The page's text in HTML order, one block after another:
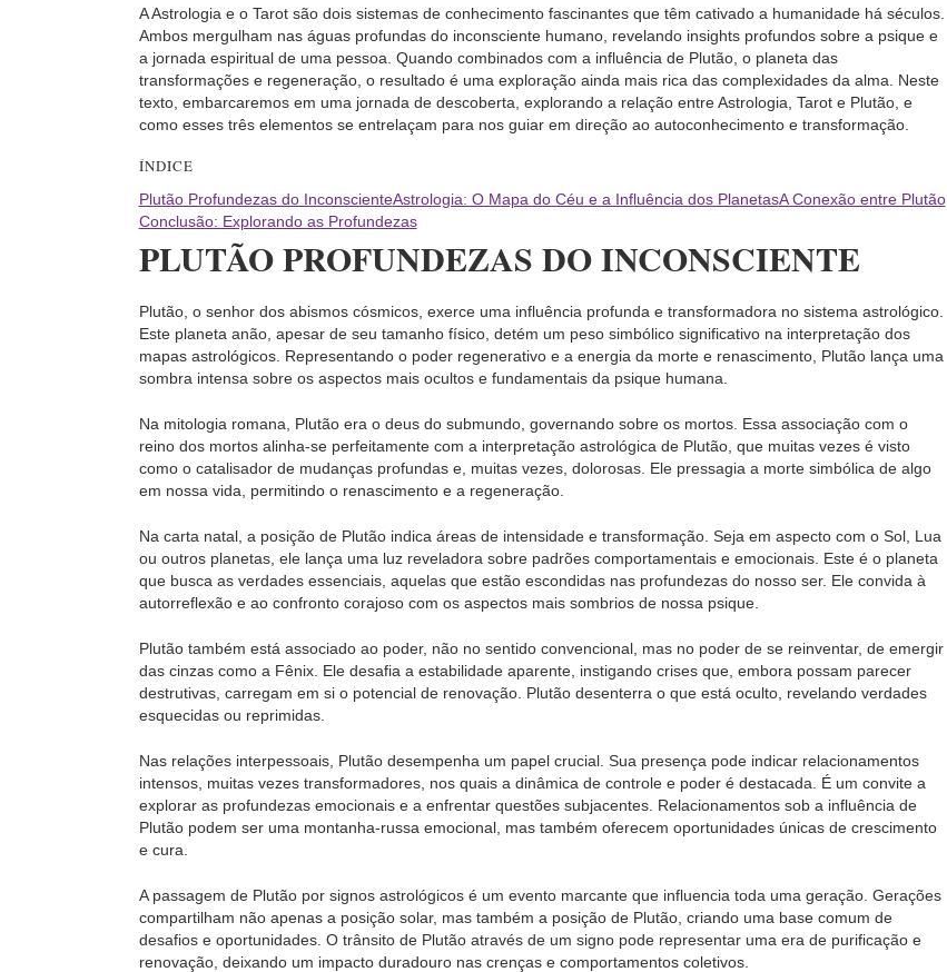
A Astrologia e o Tarot são dois sistemas de conhecimento fascinantes que têm cativado a humanidade há séculos.
Ambos mergulham nas águas profundas do inconsciente humano, revelando insights profundos sobre a psique e
a jornada espiritual de uma pessoa. Quando combinados com a influência de Plutão, o planeta das
transformações e regeneração, o resultado é uma exploração ainda mais rica das complexidades da alma. Neste
texto, embarcaremos em uma jornada de descoberta, explorando a relação entre Astrologia, Tarot e Plutão, e
como esses três elementos se entrelaçam para nos guiar em direção ao autoconhecimento e transformação.
ÍNDICE
Plutão Profundezas do InconscienteAstrologia: O Mapa do Céu e a Influência dos PlanetasA Conexão entre Plutão
Conclusão: Explorando as Profundezas
PLUTÃO PROFUNDEZAS DO INCONSCIENTE
Plutão, o senhor dos abismos cósmicos, exerce uma influência profunda e transformadora no sistema astrológico.
Este planeta anão, apesar de seu tamanho físico, detém um peso simbólico significativo na interpretação dos
mapas astrológicos. Representando o poder regenerativo e a energia da morte e renascimento, Plutão lança uma
sombra intensa sobre os aspectos mais ocultos e fundamentais da psique humana.
Na mitologia romana, Plutão era o deus do submundo, governando sobre os mortos. Essa associação com o
reino dos mortos alinha-se perfeitamente com a interpretação astrológica de Plutão, que muitas vezes é visto
como o catalisador de mudanças profundas e, muitas vezes, dolorosas. Ele pressagia a morte simbólica de algo
em nossa vida, permitindo o renascimento e a regeneração.
Na carta natal, a posição de Plutão indica áreas de intensidade e transformação. Seja em aspecto com o Sol, Lua
ou outros planetas, ele lança uma luz reveladora sobre padrões comportamentais e emocionais. Este é o planeta
que busca as verdades essenciais, aquelas que estão escondidas nas profundezas do nosso ser. Ele convida à
autorreflexão e ao confronto corajoso com os aspectos mais sombrios de nossa psique.
Plutão também está associado ao poder, não no sentido convencional, mas no poder de se reinventar, de emergir
das cinzas como a Fênix. Ele desafia a estabilidade aparente, instigando crises que, embora possam parecer
destrutivas, carregam em si o potencial de renovação. Plutão desenterra o que está oculto, revelando verdades
esquecidas ou reprimidas.
Nas relações interpessoais, Plutão desempenha um papel crucial. Sua presença pode indicar relacionamentos
intensos, muitas vezes transformadores, nos quais a dinâmica de controle e poder é destacada. É um convite a
explorar as profundezas emocionais e a enfrentar questões subjacentes. Relacionamentos sob a influência de
Plutão podem ser uma montanha-russa emocional, mas também oferecem oportunidades únicas de crescimento
e cura.
A passagem de Plutão por signos astrológicos é um evento marcante que influencia toda uma geração. Gerações
compartilham não apenas a posição solar, mas também a posição de Plutão, criando uma base comum de
desafios e oportunidades. O trânsito de Plutão através de um signo pode representar uma era de purificação e
renovação, deixando um impacto duradouro nas crenças e comportamentos coletivos.